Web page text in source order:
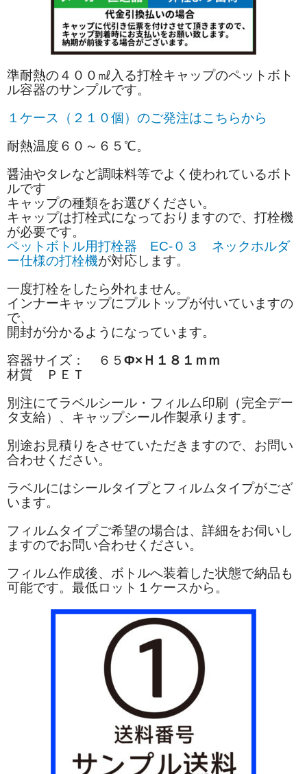
準耐熱の４００㎖入る打栓キャップのペットボト
ル容器のサンプルです。
１ケース（２１０個）のご発注はこちらから
耐熱温度６０～６５℃。
醤油やタレなど調味料等でよく使われているボト
ルです
キャップの種類をお選びください。
キャップは打栓式になっておりますので、打栓機
が必要です。
ペットボトル用打栓器 EC-０３ ネックホルダ
ー仕様の打栓機が対応します。
一度打栓をしたら外れません。
インナーキャップにプルトップが付いていますの
で、
開封が分かるようになっています。
容器サイズ： ６５Φ×Ｈ１８１ｍｍ
材質 ＰＥＴ
別注にてラベルシール・フィルム印刷（完全デー
タ支給）、キャップシール作製承ります。
別途お見積りをさせていただきますので、お問い
合わせください。
ラベルにはシールタイプとフィルムタイプがござ
います。
フィルムタイプご希望の場合は、詳細をお伺いし
ますのでお問い合わせください。
フィルム作成後、ボトルへ装着した状態で納品も
可能です。最低ロット１ケースから。